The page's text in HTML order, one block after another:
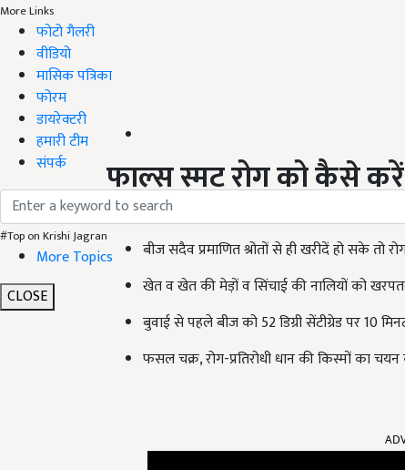
More Links
फोटो गैलरी
वीडियो
मासिक पत्रिका
फोरम
डायरेक्टरी
हमारी टीम
संपर्क
#Top on Krishi Jagran
More Topics
CLOSE
फाल्स स्मट रोग को कैसे करें
बुवाई के लिए रोग से ग्रस्त बीज का प्रयोग न करें.
बीज सदैव प्रमाणित श्रोतों से ही खरीदें हो सके तो
खेत व खेत की मेड़ों व सिंचाई की नालियों को
बुवाई से पहले बीज को 52 डिग्री सेंटीग्रेड पर 10
फसल चक्र, रोग-प्रतिरोधी धान की किस्मों का